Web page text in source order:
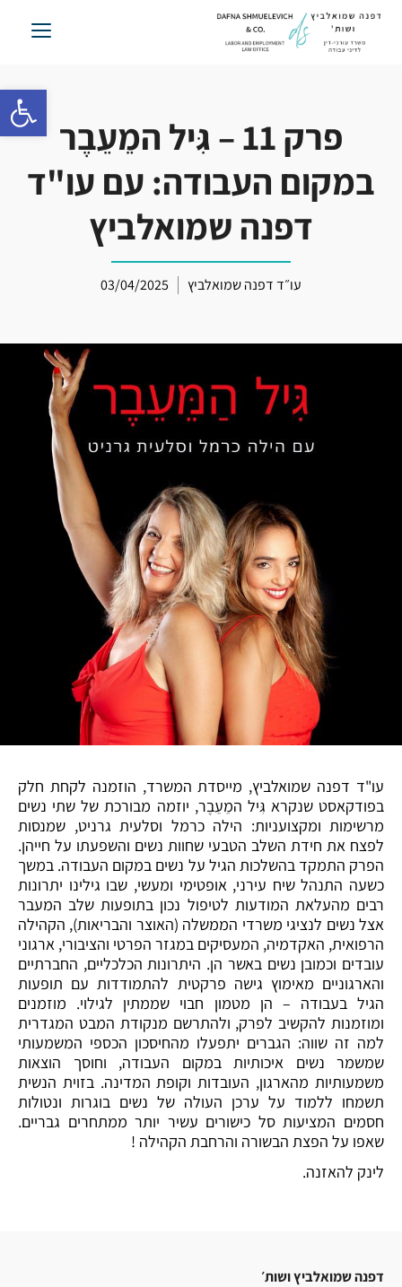
פתח
דלג
פרק 11 – גִּיל המֵעֵבֶר
במקום העבודה: עם עו"ד
דפנה שמואלביץ
עו״ד דפנה שמואלביץ 03/04/2025
עו"ד דפנה שמואלביץ, מייסדת המשרד, הוזמנה לקחת חלק
בפודקאסט שנקרא גִּיל המֵעֵבֶר, יוזמה מבורכת של שתי נשים
מרשימות ומקצועניות: הילה כרמל וסלעית גרניט, שמנסות
לפצח את חידת השלב הטבעי שחוות נשים והשפעתו על חייהן.
הפרק התמקד בהשלכות הגיל על נשים במקום העבודה. במשך
כשעה התנהל שיח עירני, אופטימי ומעשי, שבו גילינו יתרונות
רבים מהעלאת המודעות לטיפול נכון בתופעות שלב המעבר
אצל נשים לנציגי משרדי הממשלה (האוצר והבריאות), הקהילה
הרפואית, האקדמיה, המעסיקים במגזר הפרטי והציבורי, ארגוני
עובדים וכמובן נשים באשר הן. היתרונות הכלכליים, החברתיים
והארגוניים מאימוץ גישה פרקטית להתמודדות עם תופעות
הגיל בעבודה – הן מטמון חבוי שממתין לגילוי. מוזמנים
ומוזמנות להקשיב לפרק, ולהתרשם מנקודת המבט המגדרית
למה זה שווה: הגברים יתפעלו מהחיסכון הכספי המשמעותי
שמשמר נשים איכותיות במקום העבודה, וחוסך הוצאות
משמעותיות מהארגון, העובדות וקופת המדינה. בזוית הנשית
תשמחו ללמוד על ערכן העולה של נשים בוגרות ונטולות
חסמים המציעות סל כישורים עשיר יותר ממתחרים גבריים.
שאפו על הפצת הבשורה והרחבת הקהילה !
לינק להאזנה.
דפנה שמואלביץ ושות׳